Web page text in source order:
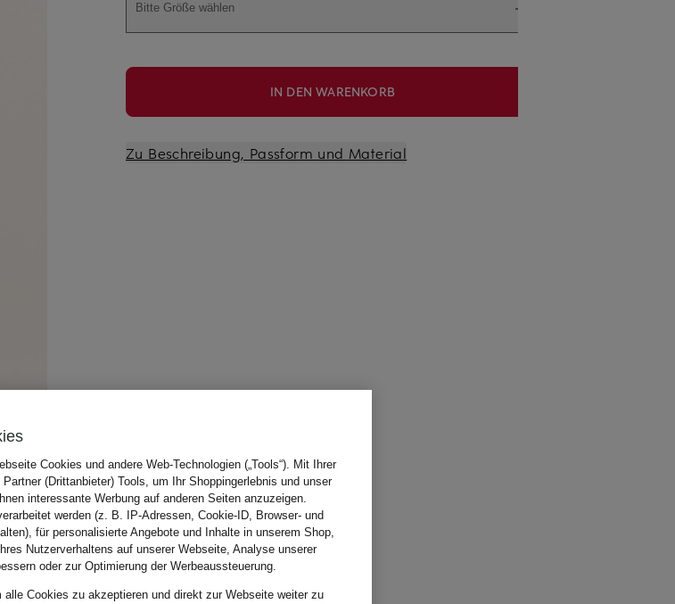
Bitte Größe wählen
IN DEN WARENKORB
Zu Beschreibung, Passform und Material
Cookies und andere Web-Technologien („Tools“). Mit Ihrer
(Drittanbieter) Tools, um Ihr Shoppingerlebnis und unser
interessante Werbung auf anderen Seiten anzuzeigen.
werden (z. B. IP-Adressen, Cookie-ID, Browser- und
für personalisierte Angebote und Inhalte in unserem Shop,
Nutzerverhaltens auf unserer Webseite, Analyse unserer
oder zur Optimierung der Werbeaussteuerung.
alle Cookies zu akzeptieren und direkt zur Webseite weiter zu